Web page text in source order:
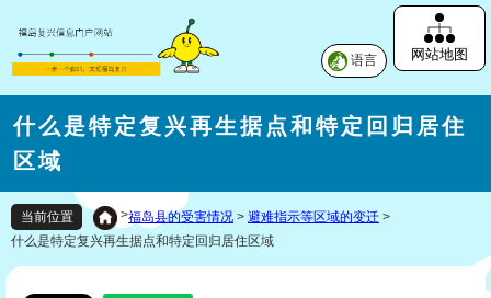
网站地图
语言
什么是特定复兴再生据点和特定回归居住
区域
当前位置 >福岛县的受害情况 > 避难指示等区域的变迁 >
什么是特定复兴再生据点和特定回归居住区域